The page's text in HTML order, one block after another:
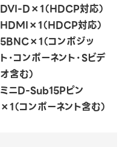
DVI-D×1（HDCP対応）
HDMI×1（HDCP対応）
5BNC×1（コンポジッ
ト・コンポーネント・Sビデ
オ含む）
ミニD-Sub15Pピン
×1（コンポーネント含む）